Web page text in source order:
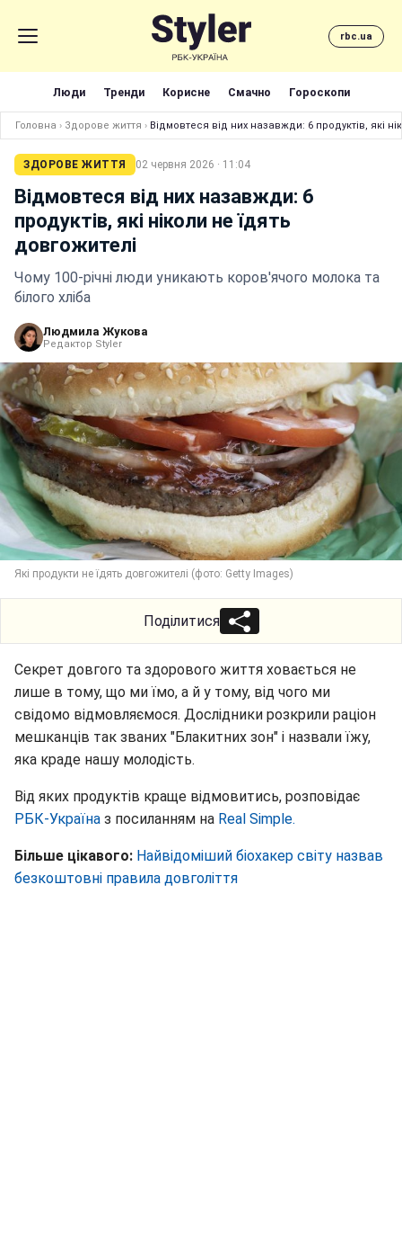
rbc.ua
Люди Тренди Корисне Смачно Гороскопи
Головна › Здорове життя › Відмовтеся від них назавжди: 6 продуктів, які
ЗДОРОВЕ ЖИТТЯ 02 червня 2026 · 11:04
Відмовтеся від них назавжди: 6
продуктів, які ніколи не їдять
довгожителі
Чому 100-річні люди уникають коров'ячого молока та
білого хліба
Людмила Жукова
Редактор Styler
Які продукти не їдять довгожителі (фото: Getty Images)
Поділитися
Секрет довгого та здорового життя ховається не
лише в тому, що ми їмо, а й у тому, від чого ми
свідомо відмовляємося. Дослідники розкрили раціон
мешканців так званих "Блакитних зон" і назвали їжу,
яка краде нашу молодість.
Від яких продуктів краще відмовитись, розповідає
РБК-Україна з посиланням на Real Simple.
Більше цікавого: Найвідоміший біохакер світу назвав
безкоштовні правила довголіття